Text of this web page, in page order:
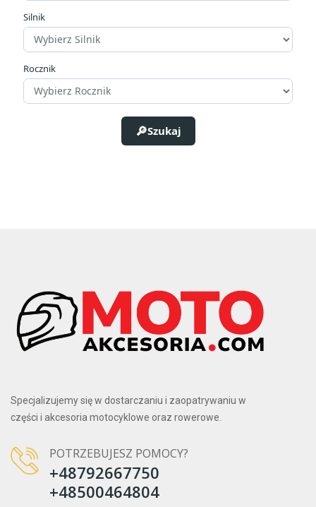
Cena
zł
Silnik
Rocznik
Szukaj
Specjalizujemy się w dostarczaniu i zaopatrywaniu w
części i akcesoria motocyklowe oraz rowerowe.
POTRZEBUJESZ POMOCY?
+48792667750
+48500464804